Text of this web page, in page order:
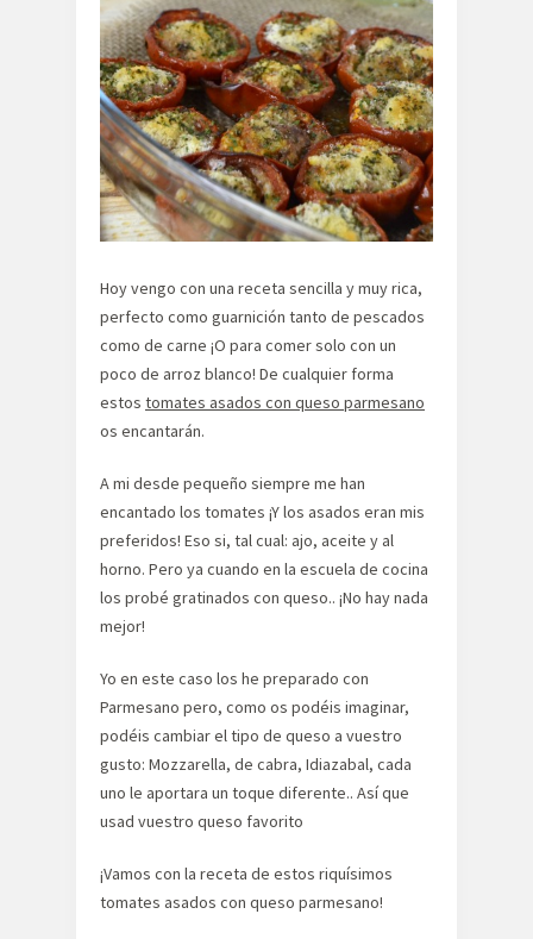
Hoy vengo con una receta sencilla y muy rica,
perfecto como guarnición tanto de pescados
como de carne ¡O para comer solo con un
poco de arroz blanco! De cualquier forma
estos tomates asados con queso parmesano
os encantarán.
A mi desde pequeño siempre me han
encantado los tomates ¡Y los asados eran mis
preferidos! Eso si, tal cual: ajo, aceite y al
horno. Pero ya cuando en la escuela de cocina
los probé gratinados con queso.. ¡No hay nada
mejor!
Yo en este caso los he preparado con
Parmesano pero, como os podéis imaginar,
podéis cambiar el tipo de queso a vuestro
gusto: Mozzarella, de cabra, Idiazabal, cada
uno le aportara un toque diferente.. Así que
usad vuestro queso favorito
¡Vamos con la receta de estos riquísimos
tomates asados con queso parmesano!